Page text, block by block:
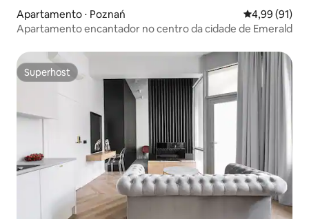
Apartamento ⋅ Poznań 4,99 de uma
4,99 (91)
Apartamento encantador no centro da cidade de Emerald
Superhost
Superhost